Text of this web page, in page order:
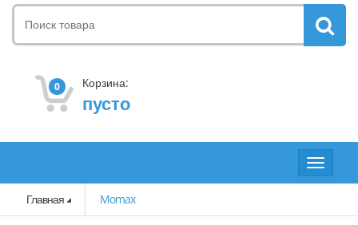
0 Корзина:
пусто
Toggle
Главная
Momax